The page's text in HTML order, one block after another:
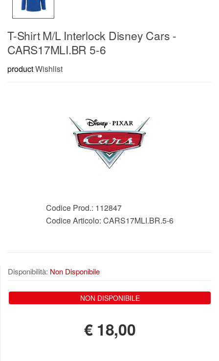
T-Shirt M/L Interlock Disney Cars -
CARS17MLI.BR 5-6
productWishlist
Codice Prod.: 112847
Codice Articolo: CARS17MLI.BR.5-6
Disponibilità: Non Disponibile
NON DISPONIBILE
€ 18,00